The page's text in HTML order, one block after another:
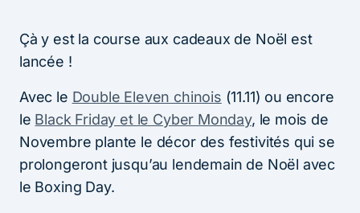
Çà y est la course aux cadeaux de Noël est
lancée !
Avec le Double Eleven chinois (11.11) ou encore
le Black Friday et le Cyber Monday, le mois de
Novembre plante le décor des festivités qui se
prolongeront jusqu’au lendemain de Noël avec
le Boxing Day.